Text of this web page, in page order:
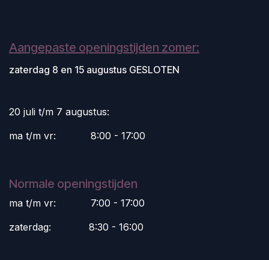
Aangepaste openingstijden zomer:
zaterdag 8 en 15 augustus GESLOTEN
20 juli t/m 7 augustus:
ma t/m vr:
​8:00 - 17:00
Normale openingstijden
ma t/m vr:
​7:00 - 17:00
zaterdag:
​8:30 - 16:00